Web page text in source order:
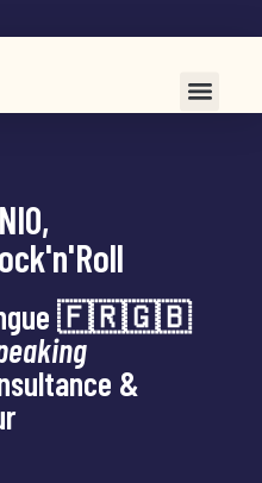
🇫🇷🇬🇧
&